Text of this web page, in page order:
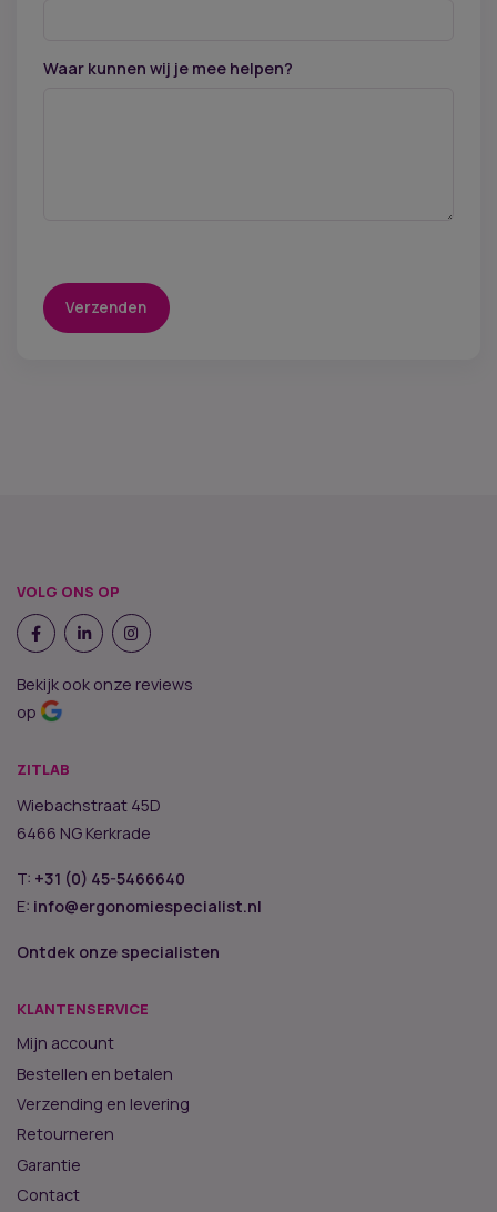
Waar kunnen wij je mee helpen?
Verzenden
VOLG ONS OP
Bekijk ook onze reviews
op
ZITLAB
Wiebachstraat 45D
6466 NG Kerkrade
T: +31 (0) 45-5466640
E: info@ergonomiespecialist.nl
Ontdek onze specialisten
KLANTENSERVICE
Mijn account
Bestellen en betalen
Verzending en levering
Retourneren
Garantie
Contact